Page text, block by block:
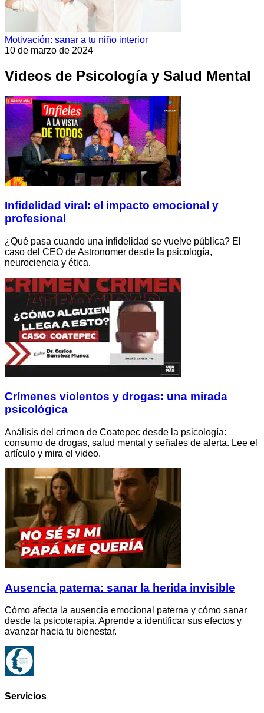
Motivación: sanar a tu niño interior
10 de marzo de 2024
Videos de Psicología y Salud Mental
Infidelidad viral: el impacto emocional y
profesional
¿Qué pasa cuando una infidelidad se vuelve pública? El
caso del CEO de Astronomer desde la psicología,
neurociencia y ética.
Crímenes violentos y drogas: una mirada
psicológica
Análisis del crimen de Coatepec desde la psicología:
consumo de drogas, salud mental y señales de alerta. Lee el
artículo y mira el video.
Ausencia paterna: sanar la herida invisible
Cómo afecta la ausencia emocional paterna y cómo sanar
desde la psicoterapia. Aprende a identificar sus efectos y
avanzar hacia tu bienestar.
Servicios